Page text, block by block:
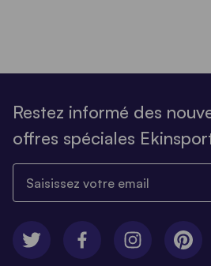
Restez informé des
offres spéciales